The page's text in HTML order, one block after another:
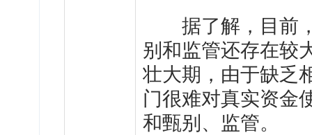
据了解，目前，
别和监管还存在较
壮大期，由于缺乏
门很难对真实资金
和甄别、监管。